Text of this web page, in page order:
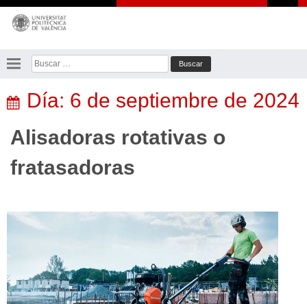
Saltar
contenido
Buscar:
Día: 6 de septiembre de 2024
Alisadoras rotativas o
fratasadoras